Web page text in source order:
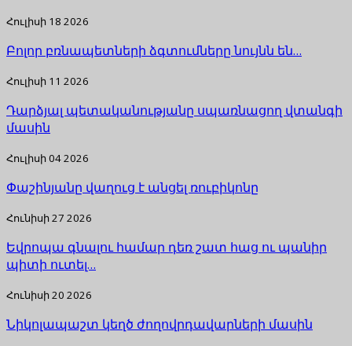
Հուլիսի 18 2026
Բոլոր բռնապետների ձգտումները նույնն են…
Հուլիսի 11 2026
Դարձյալ պետականությանը սպառնացող վտանգի
մասին
Հուլիսի 04 2026
Փաշինյանը վաղուց է անցել ռուբիկոնը
Հունիսի 27 2026
Եվրոպա գնալու համար դեռ շատ հաց ու պանիր
պիտի ուտել…
Հունիսի 20 2026
Նիկոլապաշտ կեղծ ժողովրդավարների մասին